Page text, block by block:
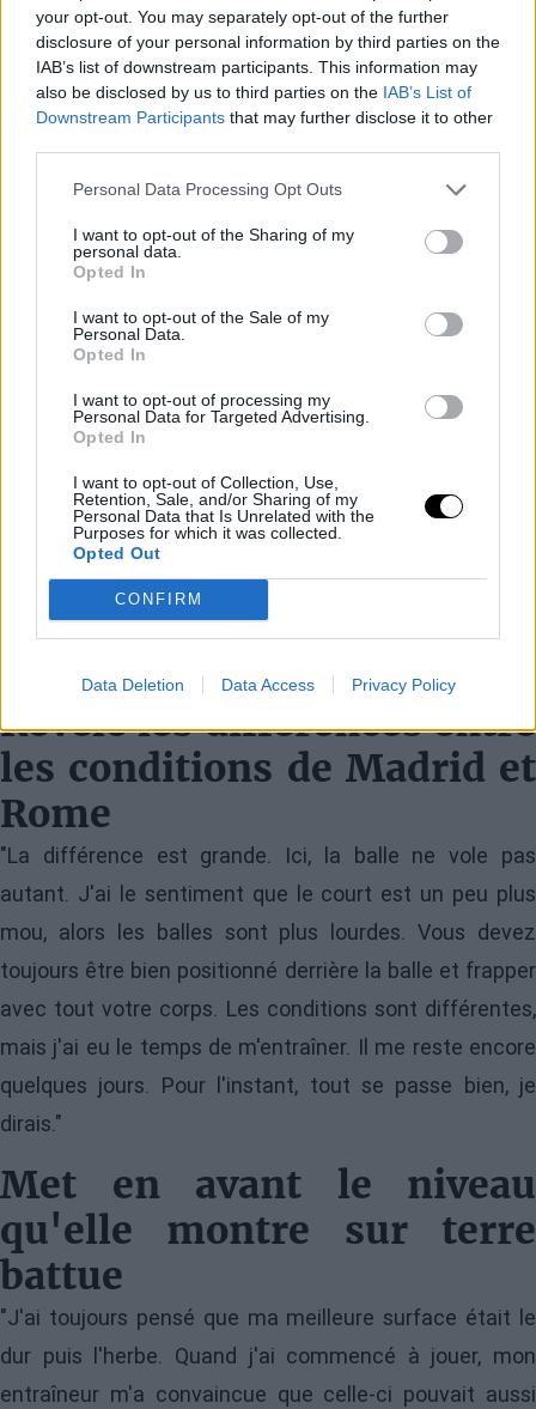
your opt-out. You may separately opt-out of the further
disclosure of your personal information by third parties on the
IAB’s list of downstream participants. This information may
also be disclosed by us to third parties on the IAB’s List of
Downstream Participants that may further disclose it to other
Personal Data Processing Opt Outs
I want to opt-out of the Sharing of my
personal data.
Opted In
I want to opt-out of the Sale of my
Personal Data.
Opted In
I want to opt-out of processing my
Personal Data for Targeted Advertising.
Opted In
I want to opt-out of Collection, Use,
Retention, Sale, and/or Sharing of my
Personal Data that Is Unrelated with the
Purposes for which it was collected.
Opted Out
CONFIRM
Data Deletion Data Access Privacy Policy
C'est un autre sujet. C'est difficile à dire. Comme je l'ai
dit, il y a eu différents problèmes au fil des ans et nous
n'avons jamais réussi à nous unir pour apporter de
véritables changements."
Une CRISE se profile dans le tennis mondial.
Comme le raconte
, les joueurs les plus
Roland Garros.
Tout cela à cause du PRIZE MONEY que distribuera
cette année le Slam parisien.
Les joueurs sont en colère pour plusieurs raisons :…
pic.twitter.com/4Ro0FpFBqn
— José Morón (@jmgmoron)
Révèle les différences entre
les conditions de Madrid et
Rome
"La différence est grande. Ici, la balle ne vole pas
autant. J'ai le sentiment que le court est un peu plus
mou, alors les balles sont plus lourdes. Vous devez
toujours être bien positionné derrière la balle et frapper
avec tout votre corps. Les conditions sont différentes,
mais j'ai eu le temps de m'entraîner. Il me reste encore
quelques jours. Pour l'instant, tout se passe bien, je
dirais."
Met en avant le niveau
qu'elle montre sur terre
battue
"J'ai toujours pensé que ma meilleure surface était le
dur puis l'herbe. Quand j'ai commencé à jouer, mon
entraîneur m'a convaincue que celle-ci pouvait aussi